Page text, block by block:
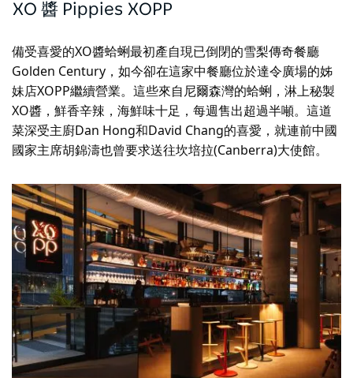
XO 醬 Pippies XOPP
備受喜愛的XO醬蛤蜊最初產自現已倒閉的雪梨傳奇餐廳
Golden Century，如今卻在這家中餐廳位於達令廣場的姊
妹店XOPP繼續營業。這些來自尼爾森灣的蛤蜊，淋上秘製
XO醬，鮮香辛辣，海鮮味十足，每週售出超過半噸。這道
菜深受主廚Dan Hong和David Chang的喜愛，就連前中國
國家主席胡錦濤也曾要求送往坎培拉(Canberra)大使館。